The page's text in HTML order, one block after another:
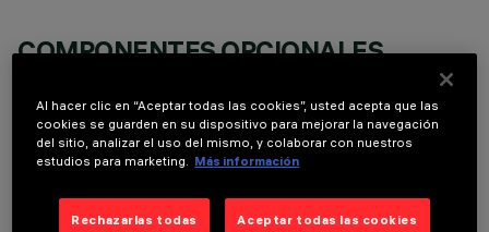
COMPONENTES OPCIONALES
DATOS TÉCNICOS
Al hacer clic en “Aceptar todas las cookies”, usted acepta que las
cookies se guarden en su dispositivo para mejorar la navegación
del sitio, analizar el uso del mismo, y colaborar con nuestros
estudios para marketing. Más información
Rechazarlas todas Aceptar todas las cookies